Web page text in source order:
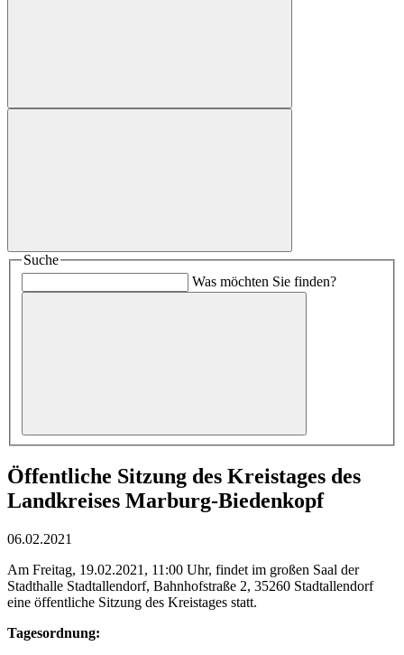
Suche
Was möchten Sie finden?
Öffentliche Sitzung des Kreistages des
Landkreises Marburg-Biedenkopf
06.02.2021
Am Freitag, 19.02.2021, 11:00 Uhr, findet im großen Saal der
Stadthalle Stadtallendorf, Bahnhofstraße 2, 35260 Stadtallendorf
eine öffentliche Sitzung des Kreistages statt.
Tagesordnung: